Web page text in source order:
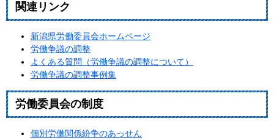
関連リンク
新潟県労働委員会ホームページ
労働争議の調整
よくある質問（労働争議の調整について）
労働争議の調整事例集
労働委員会の制度
個別労働関係紛争のあっせん